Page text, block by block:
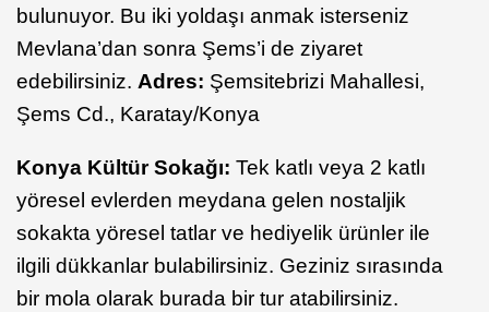
bulunuyor. Bu iki yoldaşı anmak isterseniz
Mevlana’dan sonra Şems’i de ziyaret
edebilirsiniz. Adres: Şemsitebrizi Mahallesi,
Şems Cd., Karatay/Konya
Konya Kültür Sokağı: Tek katlı veya 2 katlı
yöresel evlerden meydana gelen nostaljik
sokakta yöresel tatlar ve hediyelik ürünler ile
ilgili dükkanlar bulabilirsiniz. Geziniz sırasında
bir mola olarak burada bir tur atabilirsiniz.